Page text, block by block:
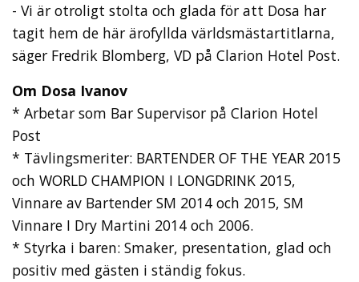
- Vi är otroligt stolta och glada för att Dosa har
tagit hem de här ärofyllda världsmästartitlarna,
säger Fredrik Blomberg, VD på Clarion Hotel Post.
Om Dosa Ivanov
* Arbetar som Bar Supervisor på Clarion Hotel
Post
* Tävlingsmeriter: BARTENDER OF THE YEAR 2015
och WORLD CHAMPION I LONGDRINK 2015,
Vinnare av Bartender SM 2014 och 2015, SM
Vinnare I Dry Martini 2014 och 2006.
* Styrka i baren: Smaker, presentation, glad och
positiv med gästen i ständig fokus.